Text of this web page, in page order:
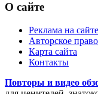
О сайте
Реклама на сайте
Авторское право
Карта сайта
Контакты
Повторы и видео